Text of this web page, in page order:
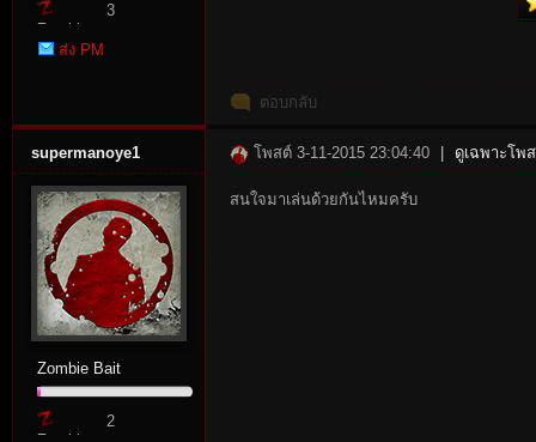
Zombie
Point
3
ส่ง PM
ตอบกลับ
supermanoye1
Zombie Bait
2
โพสต์ 3-11-2015 23:04:40 ดูเฉพาะโพ
สนใจมาเล่นด้วยกันไหมครับ